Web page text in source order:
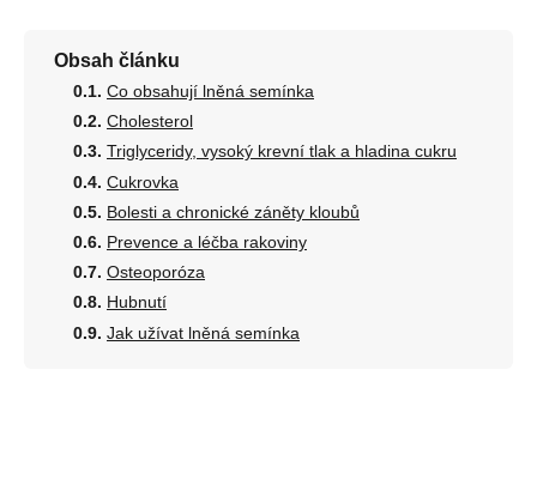
Obsah článku
Co obsahují lněná semínka
Cholesterol
Triglyceridy, vysoký krevní tlak a hladina cukru
Cukrovka
Bolesti a chronické záněty kloubů
Prevence a léčba rakoviny
Osteoporóza
Hubnutí
Jak užívat lněná semínka